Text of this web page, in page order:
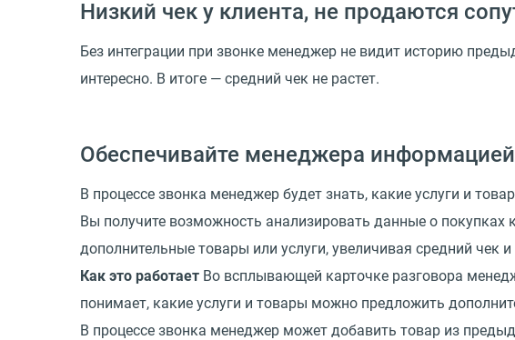
Низкий чек у клиента, не продаются
Без интеграции при звонке менеджер не видит историю
интересно. В итоге — средний чек не растет.
Обеспечивайте менеджера
В процессе звонка менеджер будет знать, какие услуги и
Вы получите возможность анализировать данные о покупках
дополнительные товары или услуги, увеличивая средний чек
Как это работает Во всплывающей карточке разговора
понимает, какие услуги и товары можно предложить
В процессе звонка менеджер может добавить товар из